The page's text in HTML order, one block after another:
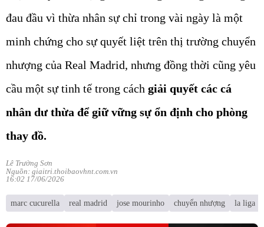
đau đầu vì thừa nhân sự chỉ trong vài ngày là một
minh chứng cho sự quyết liệt trên thị trường chuyển
nhượng của Real Madrid, nhưng đồng thời cũng yêu
cầu một sự tinh tế trong cách giải quyết các cá
nhân dư thừa để giữ vững sự ổn định cho phòng
thay đồ.
Lê Trường Sơn
Nguồn: giaitri.thoibaovhnt.com.vn
16:02 17/06/2026
marc cucurella real madrid jose mourinho chuyển nhượng la liga